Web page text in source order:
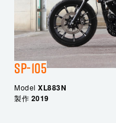
SP-105
Model XL883N
製作 2019